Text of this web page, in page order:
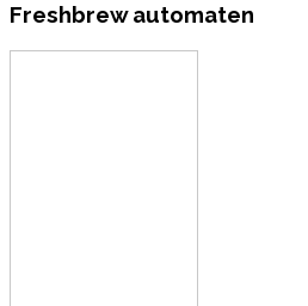
Freshbrew automaten